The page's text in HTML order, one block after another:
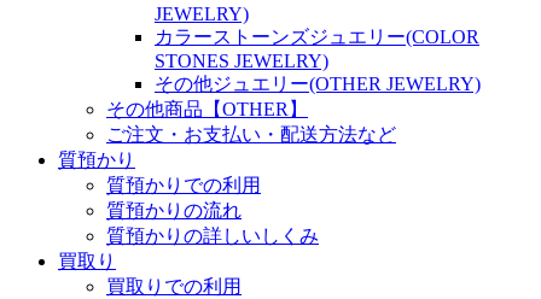
JEWELRY)
カラーストーンズジュエリー(COLOR
STONES JEWELRY)
その他ジュエリー(OTHER JEWELRY)
その他商品【OTHER】
ご注文・お支払い・配送方法など
質預かり
質預かりでの利用
質預かりの流れ
質預かりの詳しいしくみ
買取り
買取りでの利用